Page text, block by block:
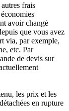
frais
avoir changé
que vous avez
via, par exemple,
etc. Par
de devis sur
les prix et les
en rupture